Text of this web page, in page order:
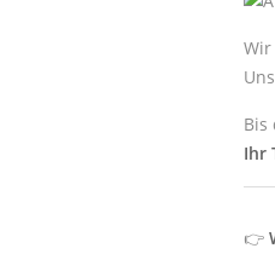
Bis
Ihr
👉